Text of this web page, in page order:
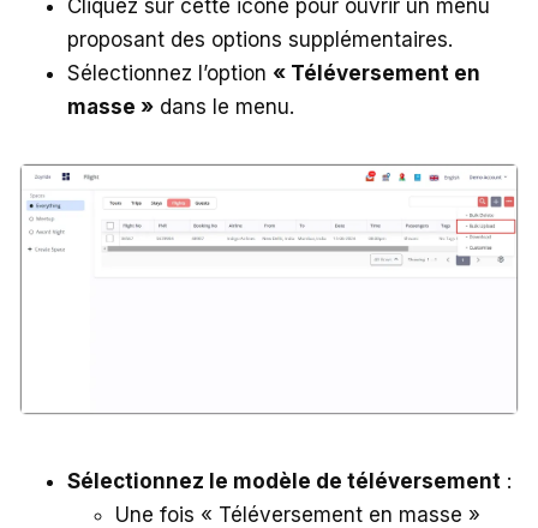
Cliquez sur cette icône pour ouvrir un menu
proposant des options supplémentaires.
Sélectionnez l’option « Téléversement en
masse » dans le menu.
Sélectionnez le modèle de téléversement :
Une fois « Téléversement en masse »